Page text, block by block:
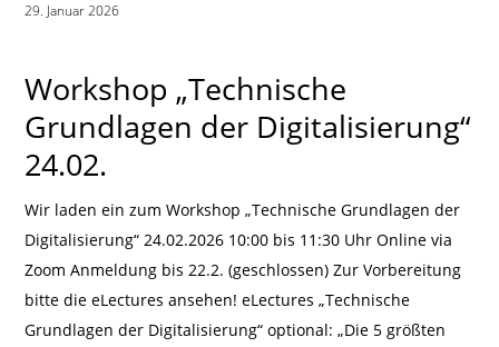
29. Januar 2026
Workshop „Technische
Grundlagen der Digitalisierung“
24.02.
Wir laden ein zum Workshop „Technische Grundlagen der
Digitalisierung“ 24.02.2026 10:00 bis 11:30 Uhr Online via
Zoom Anmeldung bis 22.2. (geschlossen) Zur Vorbereitung
bitte die eLectures ansehen! eLectures „Technische
Grundlagen der Digitalisierung“ optional: „Die 5 größten